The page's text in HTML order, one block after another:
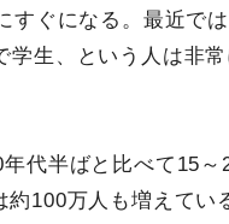
すぐになる。最近で
学生、という人は非
代半ばと比べて15
約100万人も増えて